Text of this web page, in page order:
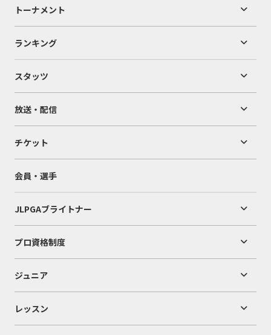
トーナメント
ランキング
スタッツ
放送・配信
チケット
会員・選手
JLPGAブライトナー
プロ資格制度
ジュニア
レッスン